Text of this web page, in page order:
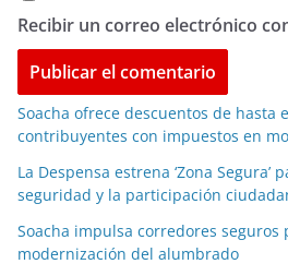
Recibir un correo electrónico
Soacha ofrece descuentos de hasta
contribuyentes con impuestos en
La Despensa estrena ‘Zona Segura’
seguridad y la participación
Soacha impulsa corredores seguros
modernización del alumbrado